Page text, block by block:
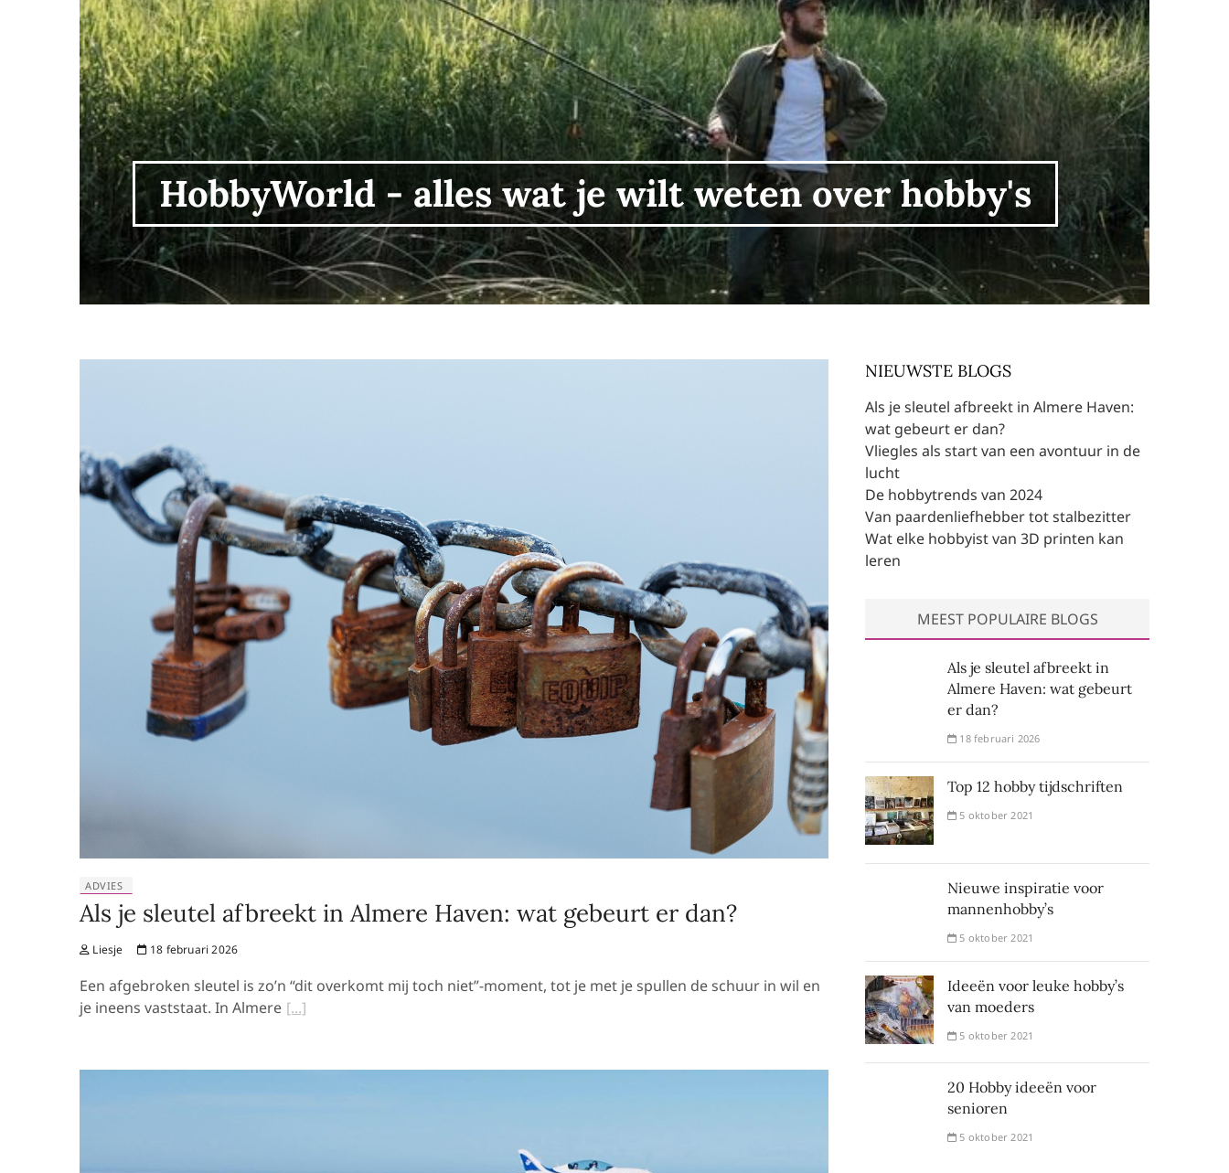
HobbyWorld - alles wat je wilt weten over hobby's
ADVIES
Als je sleutel afbreekt in Almere Haven: wat gebeurt er dan?
Liesje 18 februari 2026
Een afgebroken sleutel is zo’n “dit overkomt mij toch niet”-moment, tot je met je spullen de schuur in wil en
je ineens vaststaat. In Almere
NIEUWSTE BLOGS
Als je sleutel afbreekt in Almere Haven:
wat gebeurt er dan?
Vliegles als start van een avontuur in de
lucht
De hobbytrends van 2024
Van paardenliefhebber tot stalbezitter
Wat elke hobbyist van 3D printen kan
leren
MEEST POPULAIRE BLOGS
Als je sleutel afbreekt in
Almere Haven: wat gebeurt
er dan?
18 februari 2026
Top 12 hobby tijdschriften
5 oktober 2021
Nieuwe inspiratie voor
mannenhobby’s
5 oktober 2021
Ideeën voor leuke hobby’s
van moeders
5 oktober 2021
20 Hobby ideeën voor
senioren
5 oktober 2021